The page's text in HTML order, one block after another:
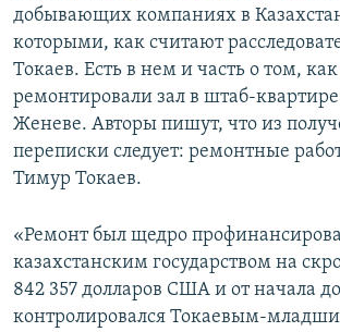
добывающих компаниях в
которыми, как считают
Токаев. Есть в нем и часть о том, как
ремонтировали зал в штаб-
Женеве. Авторы пишут, что из
переписки следует: ремонтные
Тимур Токаев.
«Ремонт был щедро
казахстанским государством на
842 357 долларов США и от начала
контролировался Токаевым-